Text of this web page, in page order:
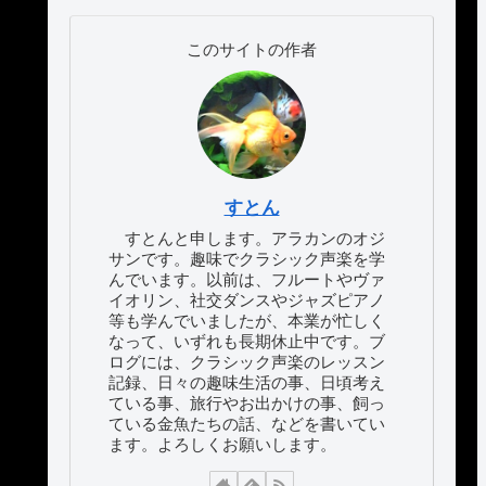
このサイトの作者
すとん
すとんと申します。アラカンのオジ
サンです。趣味でクラシック声楽を学
んでいます。以前は、フルートやヴァ
イオリン、社交ダンスやジャズピアノ
等も学んでいましたが、本業が忙しく
なって、いずれも長期休止中です。ブ
ログには、クラシック声楽のレッスン
記録、日々の趣味生活の事、日頃考え
ている事、旅行やお出かけの事、飼っ
ている金魚たちの話、などを書いてい
ます。よろしくお願いします。